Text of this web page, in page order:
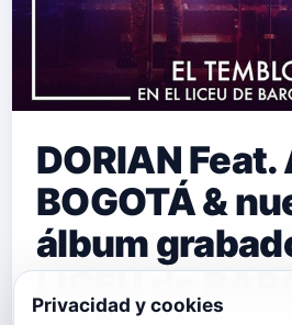
DORIAN Feat.
BOGOTÁ &
álbum
LICEU de
Privacidad y cookies